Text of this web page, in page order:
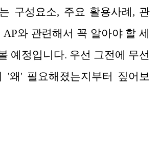
구성요소, 주요 활용사례, 관
AP와 관련해서 꼭 알아야 할 세
예정입니다. 우선 그전에 무선
'왜' 필요해졌는지부터 짚어보